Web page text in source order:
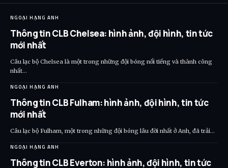
NGOẠI HẠNG ANH
Thông tin CLB Chelsea: hình ảnh, đội hình, tin tức
mới nhất
Câu lạc bộ Chelsea là một trong những đội bóng nổi tiếng và thành công
nhất…
NGOẠI HẠNG ANH
Thông tin CLB Fulham: hình ảnh, đội hình, tin tức
mới nhất
Câu lạc bộ Fulham, một trong những đội bóng lâu đời nhất ở Anh, đã trải…
NGOẠI HẠNG ANH
Thông tin CLB Everton: hình ảnh, đội hình, tin tức